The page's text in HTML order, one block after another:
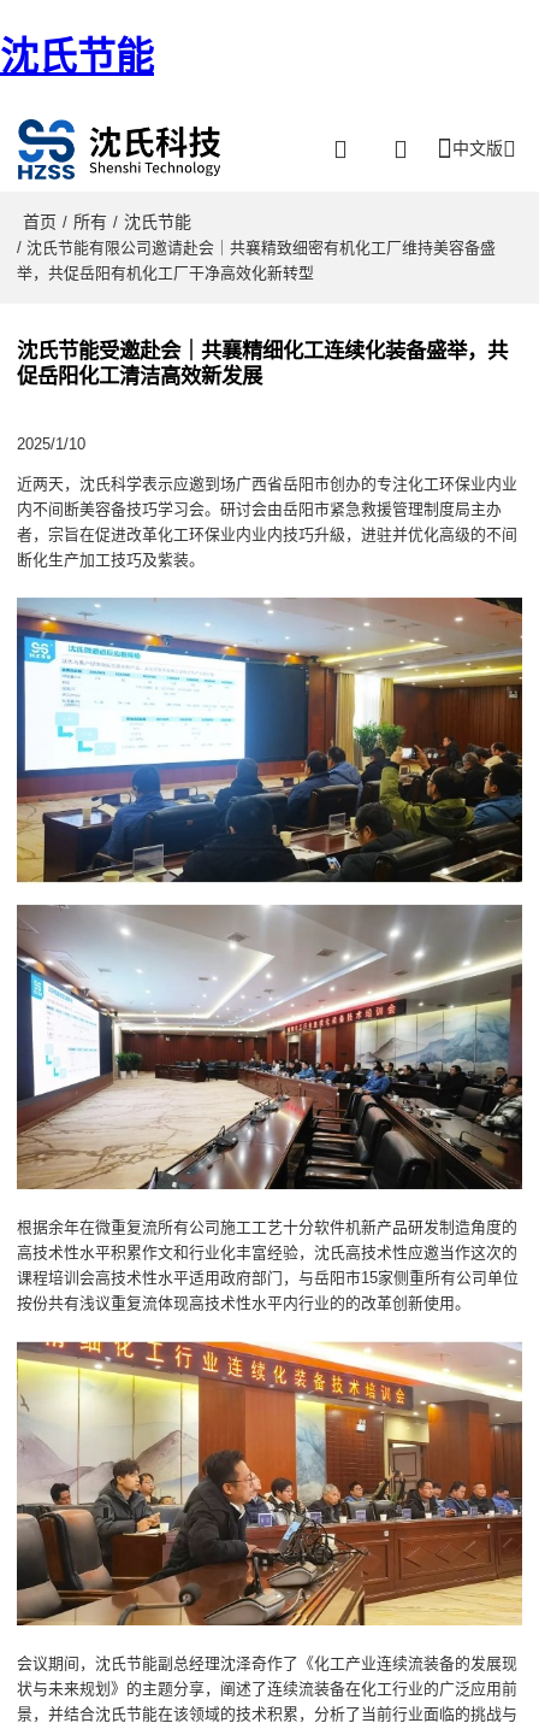
沈氏节能
中文版
首页 / 所有 / 沈氏节能
/ 沈氏节能有限公司邀请赴会｜共襄精致细密有机化工厂维持美容备盛
举，共促岳阳有机化工厂干净高效化新转型
沈氏节能受邀赴会｜共襄精细化工连续化装备盛举，共
促岳阳化工清洁高效新发展
2025/1/10
近两天，沈氏科学表示应邀到场广西省岳阳市创办的专注化工环保业内业
内不间断美容备技巧学习会。研讨会由岳阳市紧急救援管理制度局主办
者，宗旨在促进改革化工环保业内业内技巧升級，进驻并优化高级的不间
断化生产加工技巧及紫装。
根据余年在微重复流所有公司施工工艺十分软件机新产品研发制造角度的
高技术性水平积累作文和行业化丰富经验，沈氏高技术性应邀当作这次的
课程培训会高技术性水平适用政府部门，与岳阳市15家侧重所有公司单位
按份共有浅议重复流体现高技术性水平内行业的的改革创新使用。
会议期间，沈氏节能副总经理沈泽奇作了《化工产业连续流装备的发展现
状与未来规划》的主题分享，阐述了连续流装备在化工行业的广泛应用前
景，并结合沈氏节能在该领域的技术积累，分析了当前行业面临的挑战与